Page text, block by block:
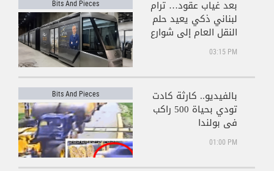
Bits And Pieces بعد غياب عقود… ترام
لبناني ذكي يعيد حلم
النقل العام إلى شوارع
بيروت!
03:15 PM
Bits And Pieces بالفيديو.. كارثة كادت
تودي بحياة 500 راكب
في بولندا
01:00 PM